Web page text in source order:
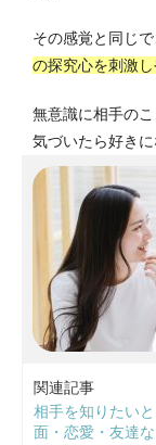
その感覚と同じで
の探究心を刺激
無意識に相手の
気づいたら好き
関連記事
相手を知りたい
面・恋愛・友達